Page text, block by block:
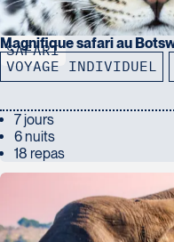
SAFARI
Magnifique safari au
VOYAGE INDIVIDUEL
7 jours
6 nuits
18 repas